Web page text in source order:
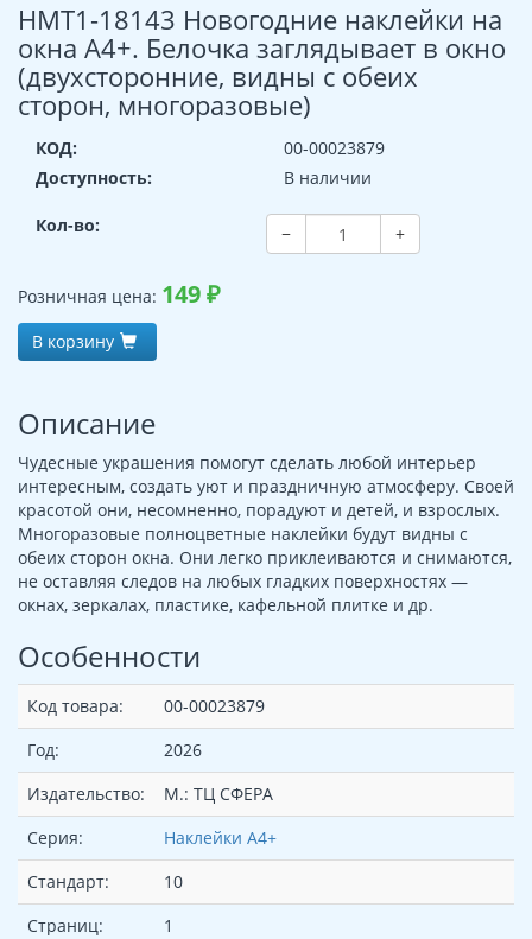
НМТ1-18143 Новогодние наклейки на
окна А4+. Белочка заглядывает в окно
(двухсторонние, видны с обеих
сторон, многоразовые)
КОД:
00-00023879
Доступность:
В наличии
Кол-во: − +
Розничная цена: 149₽
В корзину
Описание
Чудесные украшения помогут сделать любой интерьер
интересным, создать уют и праздничную атмосферу. Своей
красотой они, несомненно, порадуют и детей, и взрослых.
Многоразовые полноцветные наклейки будут видны с
обеих сторон окна. Они легко приклеиваются и снимаются,
не оставляя следов на любых гладких поверхностях —
окнах, зеркалах, пластике, кафельной плитке и др.
Особенности
Код товара:
00-00023879
Год:
2026
Издательство:
М.: ТЦ СФЕРА
Серия:
Наклейки А4+
Стандарт:
10
Страниц:
1